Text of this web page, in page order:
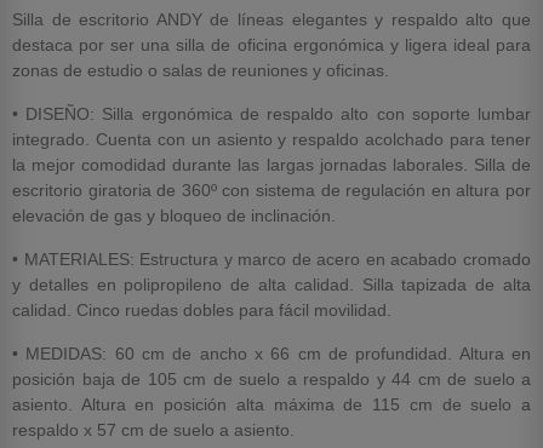
Silla de escritorio ANDY de líneas elegantes y respaldo alto que
destaca por ser una silla de oficina ergonómica y ligera ideal para
zonas de estudio o salas de reuniones y oficinas.
• DISEÑO: Silla ergonómica de respaldo alto con soporte lumbar
integrado. Cuenta con un asiento y respaldo acolchado para tener
la mejor comodidad durante las largas jornadas laborales. Silla de
escritorio giratoria de 360º con sistema de regulación en altura por
elevación de gas y bloqueo de inclinación.
• MATERIALES: Estructura y marco de acero en acabado cromado
y detalles en polipropileno de alta calidad. Silla tapizada de alta
calidad. Cinco ruedas dobles para fácil movilidad.
• MEDIDAS: 60 cm de ancho x 66 cm de profundidad. Altura en
posición baja de 105 cm de suelo a respaldo y 44 cm de suelo a
asiento. Altura en posición alta máxima de 115 cm de suelo a
respaldo x 57 cm de suelo a asiento.